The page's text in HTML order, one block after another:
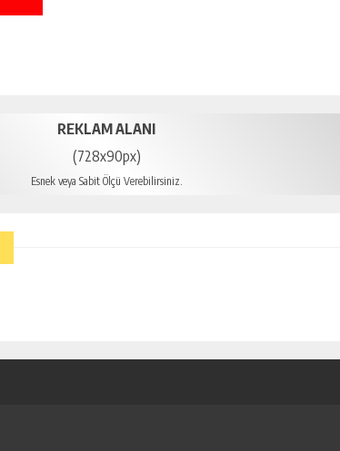
REKLAM ALANI
(728x90px)
Esnek veya Sabit Ölçü Verebilirsiniz.